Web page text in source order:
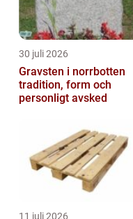
30 juli 2026
Gravsten i norrbotten
tradition, form och
personligt avsked
11 juli 2026